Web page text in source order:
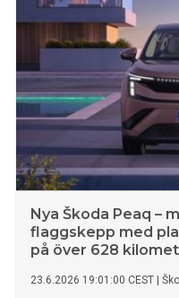
Nya Škoda Peaq –
flaggskepp med
på över 628
23.6.2026 19:01:00 CEST